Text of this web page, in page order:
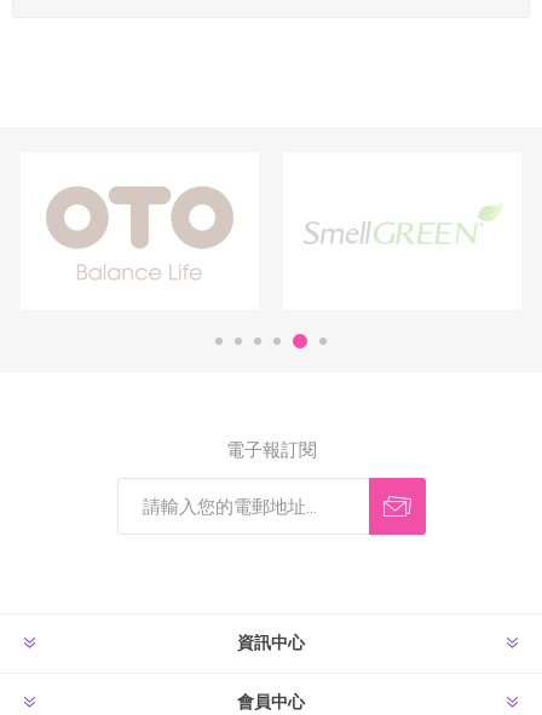
電子報訂閱
資訊中心
會員中心